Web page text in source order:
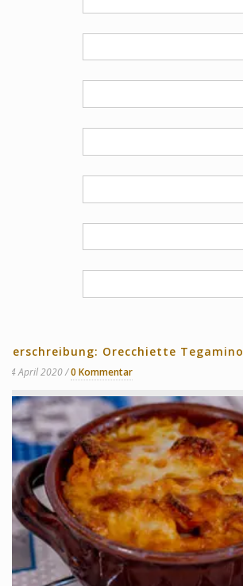
Verschreibung: Orecchiette Tegamino
14 April 2020 0 Kommentar